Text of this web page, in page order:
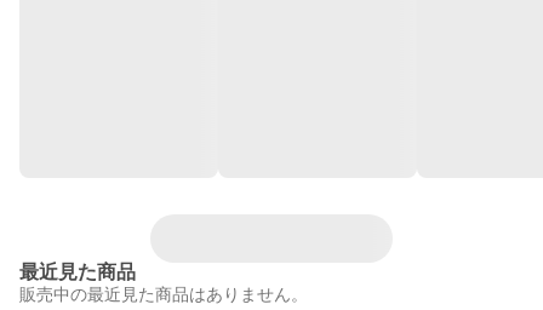
最近見た商品
販売中の最近見た商品はありません。